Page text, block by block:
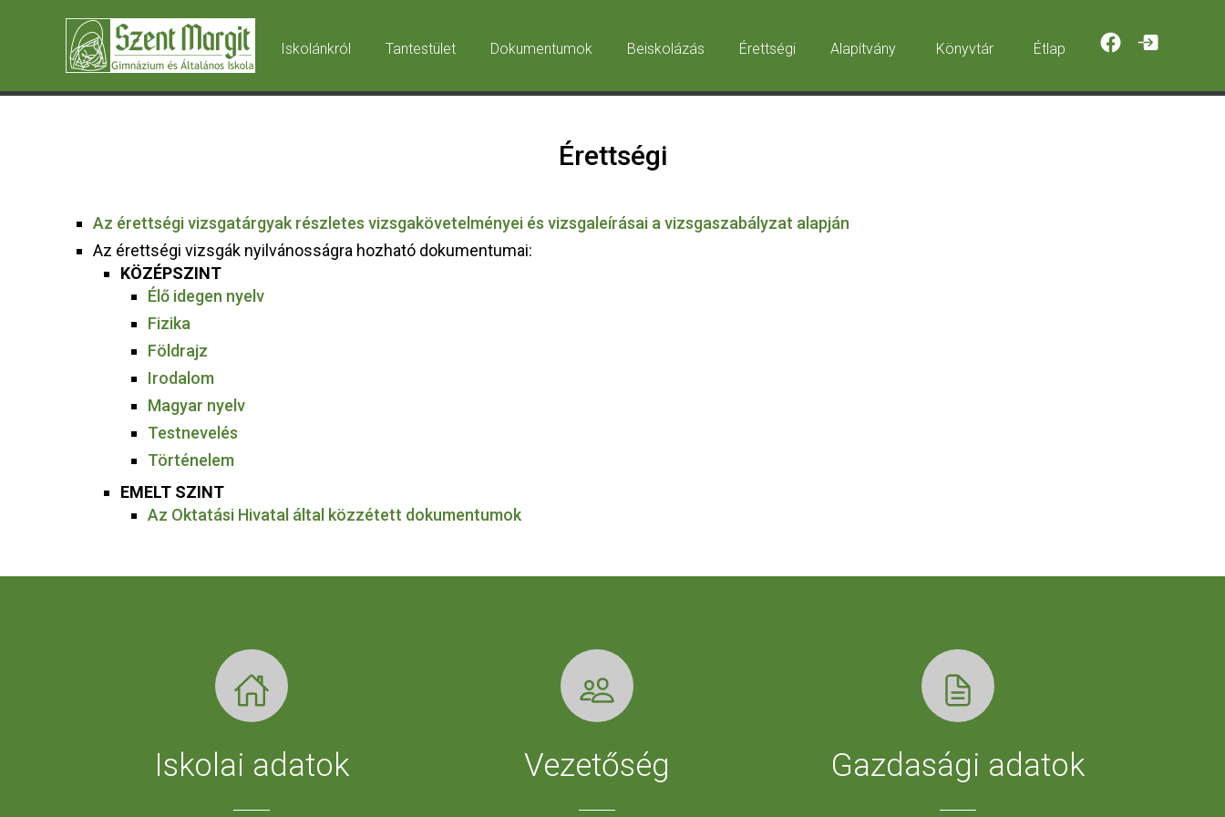
Iskolánkról Tantestület Dokumentumok Beiskolázás Érettségi Alapítvány Étlap
Érettségi
Az érettségi vizsgatárgyak részletes vizsgakövetelményei és vizsgaleírásai a vizsgaszabályzat alapján
Az érettségi vizsgák nyilvánosságra hozható dokumentumai:
KÖZÉPSZINT
Élő idegen nyelv
Fizika
Földrajz
Irodalom
Magyar nyelv
Testnevelés
Történelem
EMELT SZINT
Az Oktatási Hivatal által közzétett dokumentumok
Iskolai adatok Vezetőség Gazdasági adatok